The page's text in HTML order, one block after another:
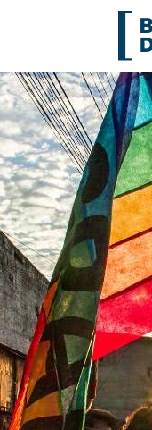
Mulheres
Políticas
Povos
Terra
Tráfico